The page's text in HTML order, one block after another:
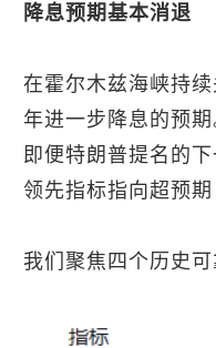
降息预期基本消退
在霍尔木兹海峡持
年进一步降息的预
即便特朗普提名的
领先指标指向超预期
我们聚焦四个历史